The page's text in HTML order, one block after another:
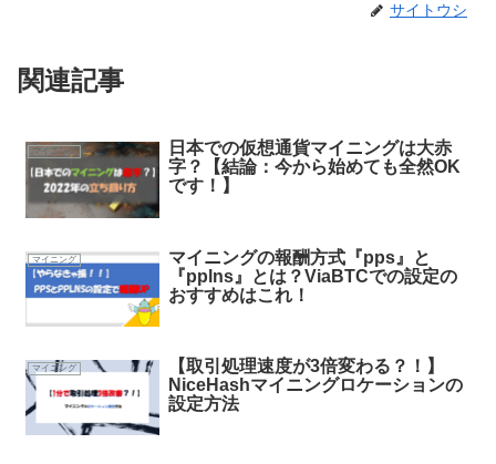
サイトウシ
関連記事
マイニング
日本での仮想通貨マイニングは大赤
字？【結論：今から始めても全然OK
です！】
マイニング
マイニングの報酬方式『pps』と
『pplns』とは？ViaBTCでの設定の
おすすめはこれ！
マイニング
【取引処理速度が3倍変わる？！】
NiceHashマイニングロケーションの
設定方法